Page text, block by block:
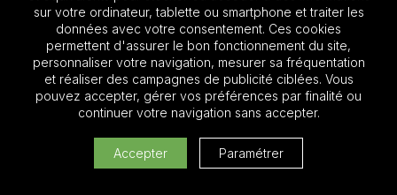
Ajouter au devis
Les must 2025
Focus BTP
Focus Aéronautique
Cadeau entreprise pas cher
sur votre ordinateur, tablette ou smartphone et traiter les
données avec votre consentement. Ces cookies
permettent d'assurer le bon fonctionnement du site,
personnaliser votre navigation, mesurer sa fréquentation
et réaliser des campagnes de publicité ciblées. Vous
pouvez accepter, gérer vos préférences par finalité ou
continuer votre navigation sans accepter.
Accepter Paramétrer